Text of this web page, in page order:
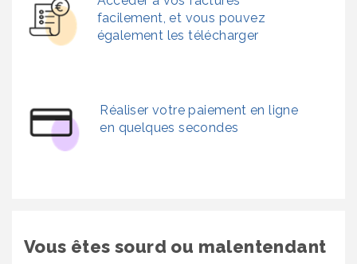
facilement, et vous pouvez
également les télécharger
Réaliser votre paiement en ligne
en quelques secondes
Vous êtes sourd ou malentendant